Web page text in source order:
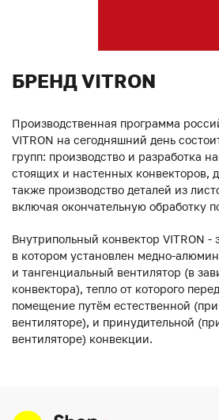
БРЕНД VITRON
Производственная программа
VITRON на сегодняшний день
групп: производство и разработка
стоящих и настенных конвекторов,
также производство деталей из
включая окончательную обработку
Внутрипольный конвектор VITRON -
в котором установлен медно-
и тангенциальный вентилятор (в
конвектора), тепло от которого
помещение путём естественной
вентиляторе), и принудительной
вентиляторе) конвекции.